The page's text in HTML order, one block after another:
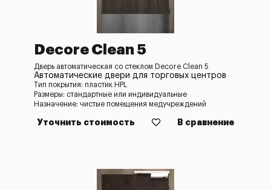
Decore Clean 5
Дверь автоматическая со стеклом Decore Clean 5
Автоматические двери для торговых центров
Тип покрытия: пластик HPL
Размеры: стандартные или индивидуальные
Назначение: чистые помещения медучреждений
Уточнить стоимость В сравнение